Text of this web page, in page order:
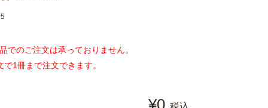
でのご注文は承っておりません。
1冊まで注文できます。
¥0